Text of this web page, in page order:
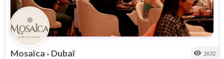
Mosaïca • Dubaï visibility 2632